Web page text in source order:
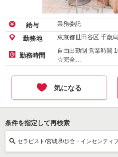
給与 業務委託
勤務地 東京都世田谷区 千歳
勤務時間
自由出勤制 営業時間
☆完全…
気になる
条件を指定して再検索
セラピスト/宮城県/歩合・インセンティ